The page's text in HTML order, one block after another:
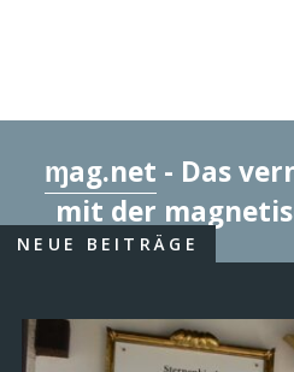
ɱag.net - Das
mit der
NEUE BEITRÄGE